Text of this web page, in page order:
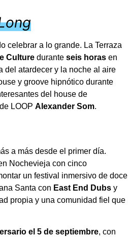
celebrar a lo grande. La Terraza
Culture durante seis horas en
del atardecer y la noche al aire
y groove hipnótico durante
del house de
LOOP Alexander Som.
a más desde el primer día.
Nochevieja con cinco
un festival inmersivo de doce
Santa con East End Dubs y
propia y una comunidad fiel que
el 5 de septiembre, con